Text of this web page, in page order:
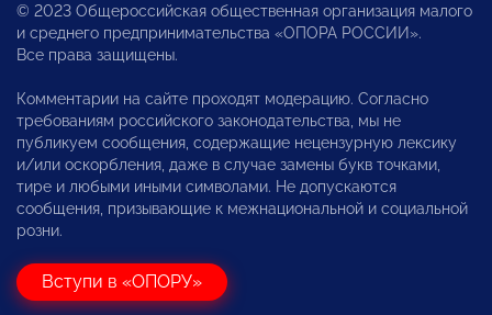
© 2023 Общероссийская общественная организация малого
и среднего предпринимательства «ОПОРА РОССИИ».
Все права защищены.
Комментарии на сайте проходят модерацию. Согласно
требованиям российского законодательства, мы не
публикуем сообщения, содержащие нецензурную лексику
и/или оскорбления, даже в случае замены букв точками,
тире и любыми иными символами. Не допускаются
сообщения, призывающие к межнациональной и социальной
розни.
Вступи в «ОПОРУ»